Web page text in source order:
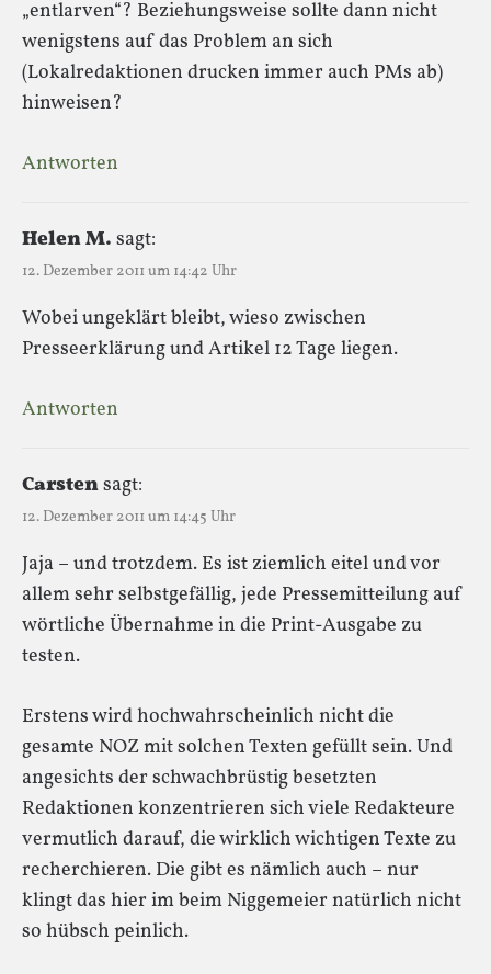
„entlarven“? Beziehungsweise sollte dann nicht
wenigstens auf das Problem an sich
(Lokalredaktionen drucken immer auch PMs ab)
hinweisen?
Antworten
Helen M. sagt:
12. Dezember 2011 um 14:42 Uhr
Wobei ungeklärt bleibt, wieso zwischen
Presseerklärung und Artikel 12 Tage liegen.
Antworten
Carstensagt:
12. Dezember 2011 um 14:45 Uhr
Jaja – und trotzdem. Es ist ziemlich eitel und vor
allem sehr selbstgefällig, jede Pressemitteilung auf
wörtliche Übernahme in die Print-Ausgabe zu
testen.
Erstens wird hochwahrscheinlich nicht die
gesamte NOZ mit solchen Texten gefüllt sein. Und
angesichts der schwachbrüstig besetzten
Redaktionen konzentrieren sich viele Redakteure
vermutlich darauf, die wirklich wichtigen Texte zu
recherchieren. Die gibt es nämlich auch – nur
klingt das hier im beim Niggemeier natürlich nicht
so hübsch peinlich.